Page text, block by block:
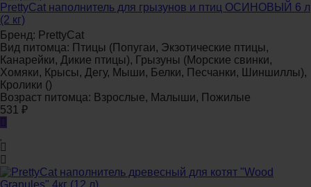
PrettyCat наполнитель для грызунов и птиц ОСИНОВЫЙ 6 л
(2 кг)
Бренд: PrettyCat
Вид питомца: Птицы (Попугаи, Экзотические птицы,
Канарейки, Дикие птицы), Грызуны (Морские свинки,
Хомяки, Крысы, Дегу, Мыши, Белки, Песчанки, Шиншиллы),
Кролики ()
Возраст питомца: Взрослые, Малыши, Пожилые
531 ₽